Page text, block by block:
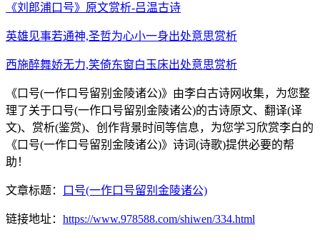
《刘郎浦口号》原文赏析-吕温古诗
英雄见事若通神,圣哲为心小一身出处意思赏析
西施醉舞娇无力,笑倚东窗白玉床出处意思赏析
《口号(一作口号留别金陵诸公)》由李白古诗网收集，为您整
理了关于口号(一作口号留别金陵诸公)的古诗原文、翻译(译
文)、赏析(鉴赏)、创作背景时间等信息，为您学习欣赏李白的
《口号(一作口号留别金陵诸公)》诗词(诗歌)提供必要的帮
助！
文章标题： 口号(一作口号留别金陵诸公)
链接地址： https://www.978588.com/shiwen/334.html